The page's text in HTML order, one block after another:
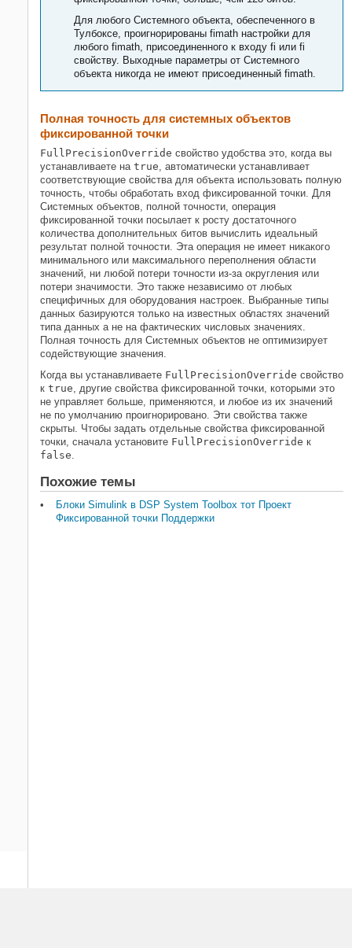
Для любого Системного объекта, обеспеченного в
Тулбоксе, проигнорированы fimath настройки для
любого fimath, присоединенного к входу fi или fi
свойству. Выходные параметры от Системного
объекта никогда не имеют присоединенный fimath.
Полная точность для системных объектов
фиксированной точки
FullPrecisionOverride свойство удобства это, когда вы
устанавливаете на true, автоматически устанавливает
соответствующие свойства для объекта использовать полную
точность, чтобы обработать вход фиксированной точки. Для
Системных объектов, полной точности, операция
фиксированной точки посылает к росту достаточного
количества дополнительных битов вычислить идеальный
результат полной точности. Эта операция не имеет никакого
минимального или максимального переполнения области
значений, ни любой потери точности из-за округления или
потери значимости. Это также независимо от любых
специфичных для оборудования настроек. Выбранные типы
данных базируются только на известных областях значений
типа данных а не на фактических числовых значениях.
Полная точность для Системных объектов не оптимизирует
содействующие значения.
Когда вы устанавливаете FullPrecisionOverride свойство
к true, другие свойства фиксированной точки, которыми это
не управляет больше, применяются, и любое из их значений
не по умолчанию проигнорировано. Эти свойства также
скрыты. Чтобы задать отдельные свойства фиксированной
точки, сначала установите FullPrecisionOverride к
false.
Похожие темы
Блоки Simulink в DSP System Toolbox тот Проект
Фиксированной точки Поддержки